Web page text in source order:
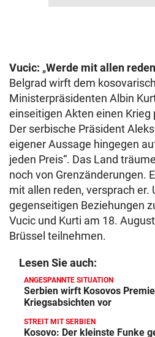
Vucic: „Werde mit allen
Belgrad wirft dem
Ministerpräsidenten Albin
einseitigen Akten einen Krieg
Der serbische Präsident
eigener Aussage hingegen
jeden Preis“. Das Land
noch von Grenzänderungen.
mit allen reden, versprach er.
gegenseitigen Beziehungen
Vucic und Kurti am 18.
Brüssel teilnehmen.
Lesen Sie auch:
ANGESPANNTE SITUATION
Serbien wirft Kosovos
Kriegsabsichten vor
STREIT MIT SERBIEN
Kosovo: Der kleinste Funke